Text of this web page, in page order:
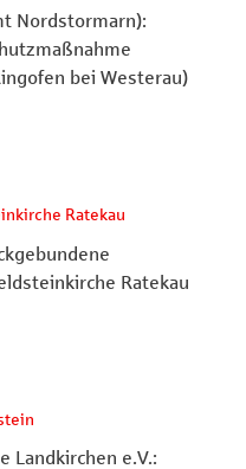
Nordstormarn):
bei Westerau)
Ratekau
Ratekau
Landkirchen e.V.: